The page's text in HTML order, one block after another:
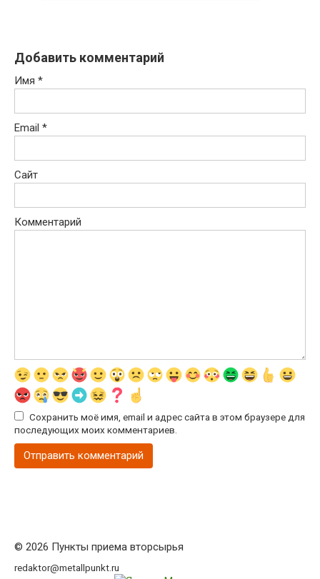
Добавить комментарий
Имя *
Email *
Сайт
Комментарий
Сохранить моё имя, email и адрес сайта в этом браузере для
последующих моих комментариев.
© 2026 Пункты приема вторсырья
redaktor@metallpunkt.ru